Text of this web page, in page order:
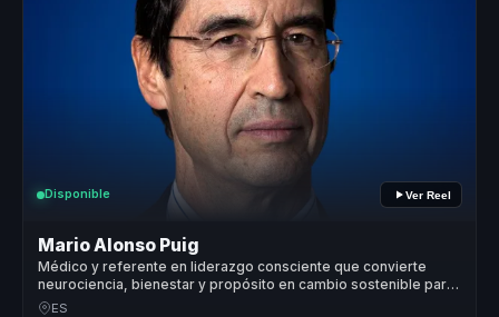
Disponible Ver Reel
Mario Alonso Puig
Médico y referente en liderazgo consciente que convierte
neurociencia, bienestar y propósito en cambio sostenible para
líderes y equipos.
ES